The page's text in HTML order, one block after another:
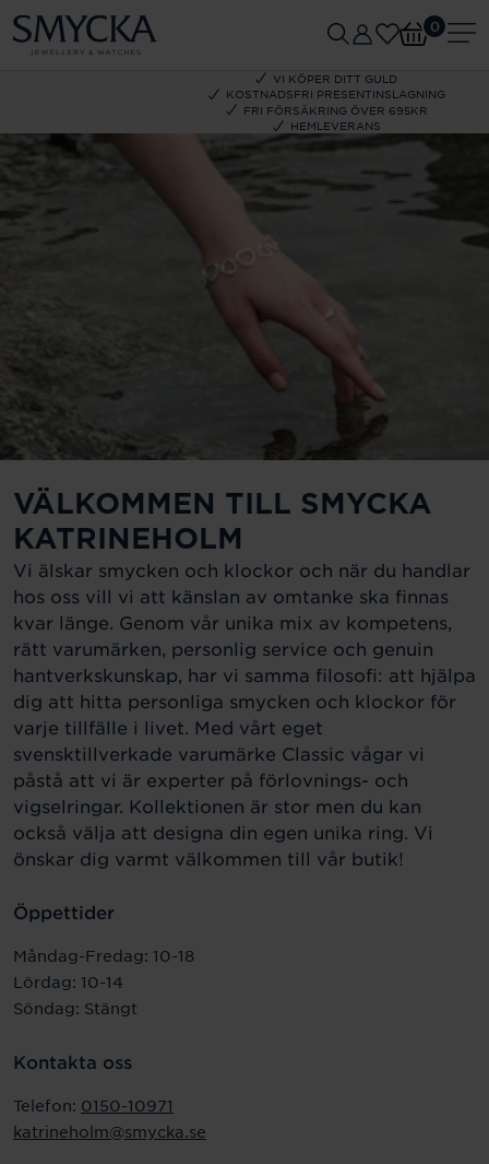
VI KÖPER DITT GULD
KOSTNADSFRI PRESENTINSLAGNING
FRI FÖRSÄKRING ÖVER 695KR
HEMLEVERANS
0
VÄLKOMMEN TILL SMYCKA
KATRINEHOLM
Vi älskar smycken och klockor och när du handlar
hos oss vill vi att känslan av omtanke ska finnas
kvar länge. Genom vår unika mix av kompetens,
rätt varumärken, personlig service och genuin
hantverkskunskap, har vi samma filosofi: att hjälpa
dig att hitta personliga smycken och klockor för
varje tillfälle i livet. Med vårt eget
svensktillverkade varumärke Classic vågar vi
påstå att vi är experter på förlovnings- och
vigselringar. Kollektionen är stor men du kan
också välja att designa din egen unika ring. Vi
önskar dig varmt välkommen till vår butik!
Öppettider
Måndag-Fredag: 10-18
Lördag: 10-14
Söndag: Stängt
Kontakta oss
Telefon: 0150-10971
katrineholm@smycka.se